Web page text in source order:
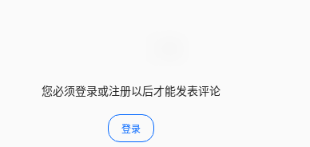
您必须登录或注册以后才能发表评论
登录